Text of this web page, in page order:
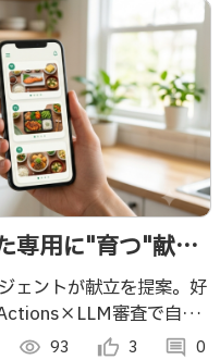
専用に"育つ"献立
ェントが献立を提案。好
審査で自ら
“育つ献立AI”。
visibility 93 thumb_up_alt 3 comment 0